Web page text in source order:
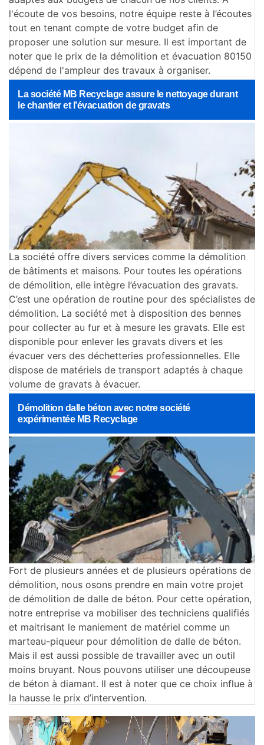
l'écoute de vos besoins, notre équipe reste à l’écoutes
tout en tenant compte de votre budget afin de
proposer une solution sur mesure. Il est important de
noter que le prix de la démolition et évacuation 80150
dépend de l'ampleur des travaux à organiser.
La société MB Recyclage assure le nettoyage durant
le chantier et l’évacuation de gravats
La société offre divers services comme la démolition
de bâtiments et maisons. Pour toutes les opérations
de démolition, elle intègre l’évacuation des gravats.
C’est une opération de routine pour des spécialistes de
démolition. La société met à disposition des bennes
pour collecter au fur et à mesure les gravats. Elle est
disponible pour enlever les gravats divers et les
évacuer vers des déchetteries professionnelles. Elle
dispose de matériels de transport adaptés à chaque
volume de gravats à évacuer.
Démolition dalle béton avec notre société
expérimentée MB Recyclage
Fort de plusieurs années et de plusieurs opérations de
démolition, nous osons prendre en main votre projet
de démolition de dalle de béton. Pour cette opération,
notre entreprise va mobiliser des techniciens qualifiés
et maitrisant le maniement de matériel comme un
marteau-piqueur pour démolition de dalle de béton.
Mais il est aussi possible de travailler avec un outil
moins bruyant. Nous pouvons utiliser une découpeuse
de béton à diamant. Il est à noter que ce choix influe à
la hausse le prix d’intervention.